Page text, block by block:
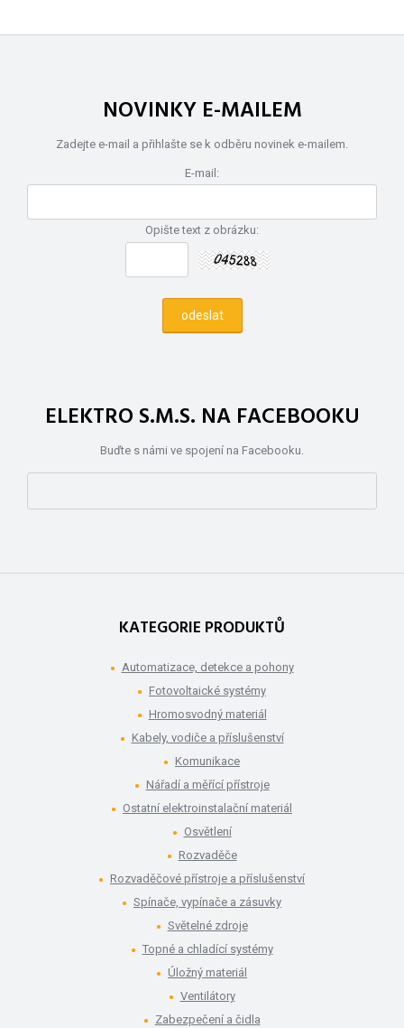
NOVINKY E-MAILEM
Zadejte e-mail a přihlašte se k odběru novinek e-mailem.
E-mail:
Opište text z obrázku:
ELEKTRO S.M.S. NA FACEBOOKU
Buďte s námi ve spojení na Facebooku.
KATEGORIE PRODUKTŮ
Automatizace, detekce a pohony
Fotovoltaické systémy
Hromosvodný materiál
Kabely, vodiče a příslušenství
Komunikace
Nářadí a měřící přístroje
Ostatní elektroinstalační materiál
Osvětlení
Rozvaděče
Rozvaděčové přístroje a příslušenství
Spínače, vypínače a zásuvky
Světelné zdroje
Topné a chladící systémy
Úložný materiál
Ventilátory
Zabezpečení a čidla